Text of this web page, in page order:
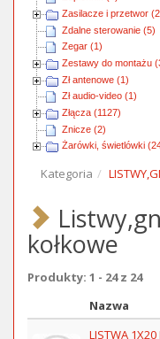
Zasilacze i przetwor
Zdalne sterowanie (5)
Zegar (1)
Zestawy do montażu
Zł antenowe (1)
Zł audio-video (1)
Złącza (1127)
Znicze (2)
Żarówki, świetlówki
Kategoria
kołkowe
Produkty: 1 - 24 z 24
Obraz
Nazwa
LISTWA 1X20